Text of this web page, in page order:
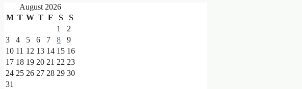
August 2026
M T W T F S
S
1
2
3
4 5 6 7 8
9
10 11 12 13 14 15 16
17 18 19 20 21 22 23
24 25 26 27 28 29 30
31